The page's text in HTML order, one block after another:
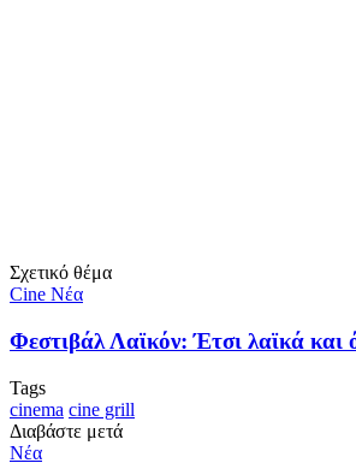
Σχετικό θέμα
Cine Νέα
Φεστιβάλ Λαϊκόν: Έτσι λαϊκά και
Tags
cinema cine grill
Διαβάστε μετά
Νέα